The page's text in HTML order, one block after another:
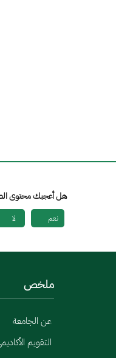
هل أعجبك محتوى
نعم لا
ملخص
عن الجامعة
التقويم